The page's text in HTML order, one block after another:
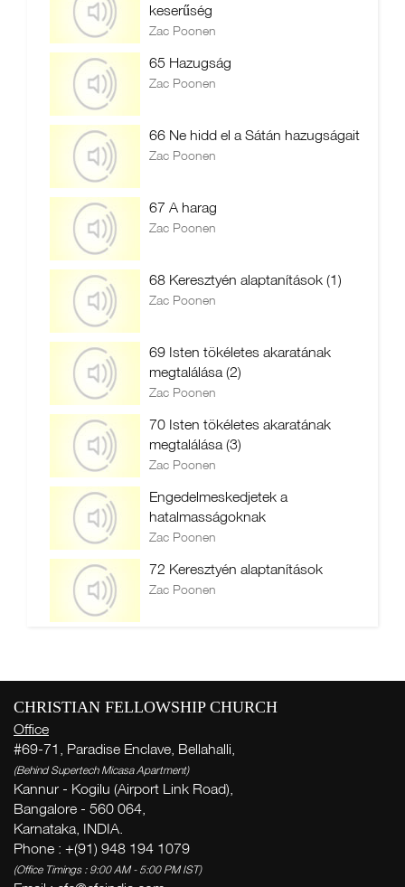
keserűség
Zac Poonen
65 Hazugság
Zac Poonen
66 Ne hidd el a Sátán hazugságait
Zac Poonen
67 A harag
Zac Poonen
68 Keresztyén alaptanítások (1)
Zac Poonen
69 Isten tökéletes akaratának
megtalálása (2)
Zac Poonen
70 Isten tökéletes akaratának
megtalálása (3)
Zac Poonen
Engedelmeskedjetek a
hatalmasságoknak
Zac Poonen
72 Keresztyén alaptanítások
Zac Poonen
CHRISTIAN FELLOWSHIP CHURCH
Office
#69-71, Paradise Enclave, Bellahalli,
(Behind Supertech Micasa Apartment)
Kannur - Kogilu (Airport Link Road),
Bangalore - 560 064,
Karnataka, INDIA.
Phone : +(91) 948 194 1079
(Office Timings : 9:00 AM - 5:00 PM IST)